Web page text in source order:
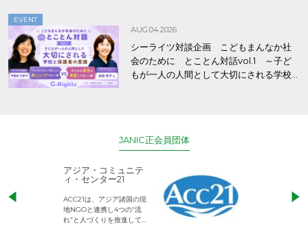
EVENT
AUG.04.2026
シーライツ対談企画 こどもまんなか社
会のために とことん対話vol.1 ～子ど
もが一人の人間として大切にされる学校
JANIC正会員団体
アジア・コミュニテ
ィ・センター21
ACC21は、アジア諸国の現
地NGOと連携し4つの“流
れ”と人づくりを推進してい
児童労働のない
権利が守られた